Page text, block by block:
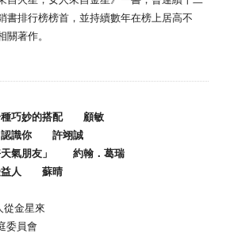
書排行榜榜首，並持續數年在榜上居高不
著作。
種巧妙的搭配 顧敏
認識你 許翊誠
天氣朋友」 約翰．葛瑞
益人 蘇晴
從金星來
委員會